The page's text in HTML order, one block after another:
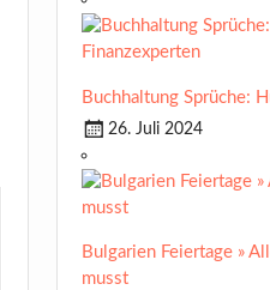
Buchhaltung Sprüche:
26. Juli 2024
Bulgarien Feiertage »
musst